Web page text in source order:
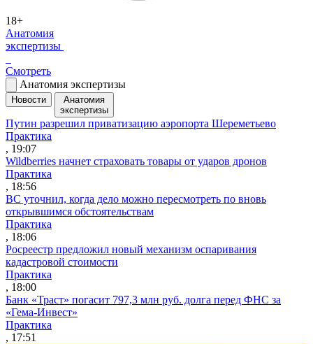
18+
Анатомия
экспертизы
Смотреть
Анатомия экспертизы
Новости
Анатомия
экспертизы
Путин разрешил приватизацию аэропорта Шереметьево
Практика
, 19:07
Wildberries начнет страховать товары от ударов дронов
Практика
, 18:56
ВС уточнил, когда дело можно пересмотреть по вновь
открывшимся обстоятельствам
Практика
, 18:06
Росреестр предложил новый механизм оспаривания
кадастровой стоимости
Практика
, 18:00
Банк «Траст» погасит 797,3 млн руб. долга перед ФНС за
«Гема-Инвест»
Практика
, 17:51